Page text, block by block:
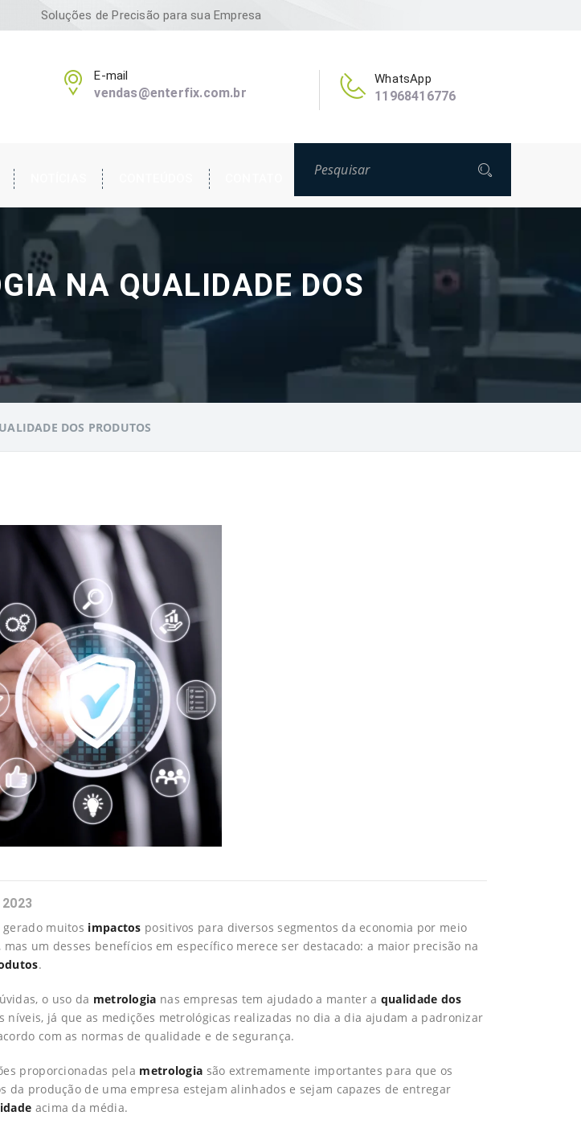
Soluções de Precisão para sua Empresa
E-mail
vendas@enterfix.com.br
WhatsApp
11968416776
NA QUALIDADE DOS
DOS PRODUTOS
gerado muitos impactos positivos para diversos segmentos da economia por meio
mas um desses benefícios em específico merece ser destacado: a maior precisão na
.
o uso da metrologia nas empresas tem ajudado a manter a qualidade dos
níveis, já que as medições metrológicas realizadas no dia a dia ajudam a padronizar
com as normas de qualidade e de segurança.
proporcionadas pela metrologia são extremamente importantes para que os
da produção de uma empresa estejam alinhados e sejam capazes de entregar
acima da média.